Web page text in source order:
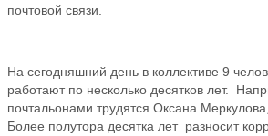
почтовой связи.
На сегодняшний день в коллективе 9
работают по несколько десятков лет.
почтальонами трудятся Оксана
Более полутора десятка лет разносит